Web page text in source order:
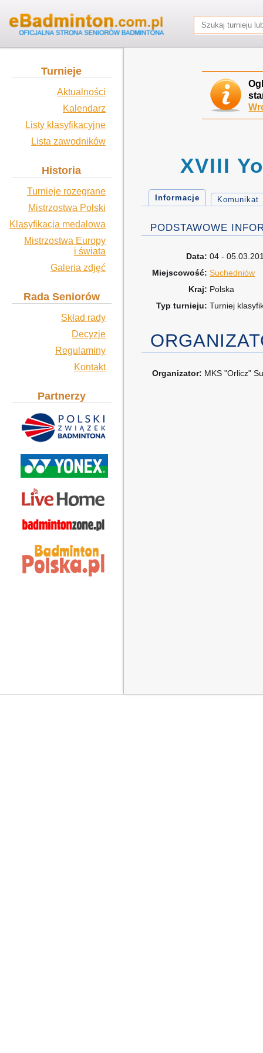
Turnieje
Aktualności
Kalendarz
Listy klasyfikacyjne
Lista zawodników
Historia
Turnieje rozegrane
Mistrzostwa Polski
Klasyfikacja medalowa
Mistrzostwa Europy
i świata
Galeria zdjęć
Rada Seniorów
Skład rady
Decyzje
Regulaminy
Kontakt
Partnerzy
XVIII
Informacje Komunikat
PODSTAWOWE
Data: 04 -
Miejscowość: Suchedniów
Kraj: Polska
Typ turnieju: Turniej
Organizator: MKS "Orlicz"